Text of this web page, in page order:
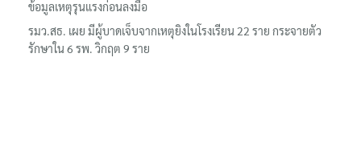
ข้อมูลเหตุรุนแรงก่อนลงมือ
รมว.สธ. เผย มีผู้บาดเจ็บจากเหตุยิงในโรงเรียน 22 ราย กระจายตัว
รักษาใน 6 รพ. วิกฤต 9 ราย